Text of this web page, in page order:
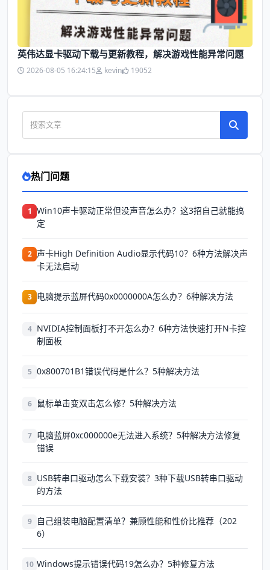
英伟达显卡驱动下载与更新教程，解决游戏性能异常问题
2026-08-05 16:24:15 kevin 19052
热门问题
1 Win10声卡驱动正常但没声音怎么办？这3招自己就能搞
定
2 声卡High Definition Audio显示代码10？6种方法解决声
卡无法启动
3 电脑提示蓝屏代码0x0000000A怎么办？6种解决方法
4 NVIDIA控制面板打不开怎么办？6种方法快速打开N卡控
制面板
5 0x800701B1错误代码是什么？5种解决方法
6 鼠标单击变双击怎么修？5种解决方法
7 电脑蓝屏0xc000000e无法进入系统？5种解决方法修复
错误
8 USB转串口驱动怎么下载安装？3种下载USB转串口驱动
的方法
9
自己组装电脑配置清单？兼顾性能和性价比推荐（202
6）
10 Windows提示错误代码19怎么办？5种修复方法